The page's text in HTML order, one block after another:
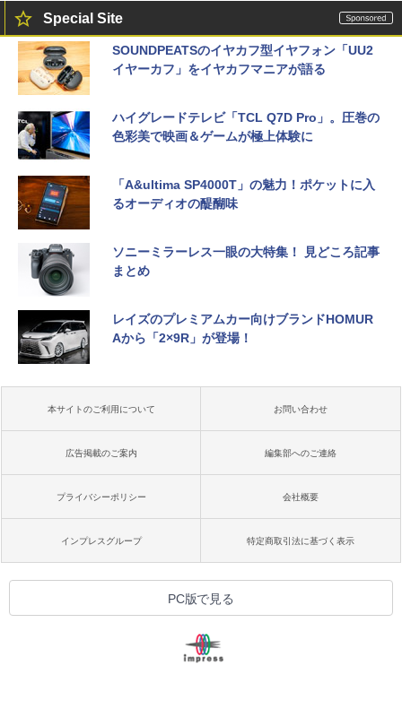
Special Site
SOUNDPEATSのイヤカフ型イヤフォン「UU2
イヤーカフ」をイヤカフマニアが語る
ハイグレードテレビ「TCL Q7D Pro」。圧巻の
色彩美で映画＆ゲームが極上体験に
「A&ultima SP4000T」の魅力！ポケットに入
るオーディオの醍醐味
ソニーミラーレス一眼の大特集！ 見どころ記事
まとめ
レイズのプレミアムカー向けブランドHOMUR
Aから「2×9R」が登場！
本サイトのご利用について お問い合わせ
広告掲載のご案内 編集部へのご連絡
プライバシーポリシー 会社概要
インプレスグループ 特定商取引法に基づく表示
PC版で見る